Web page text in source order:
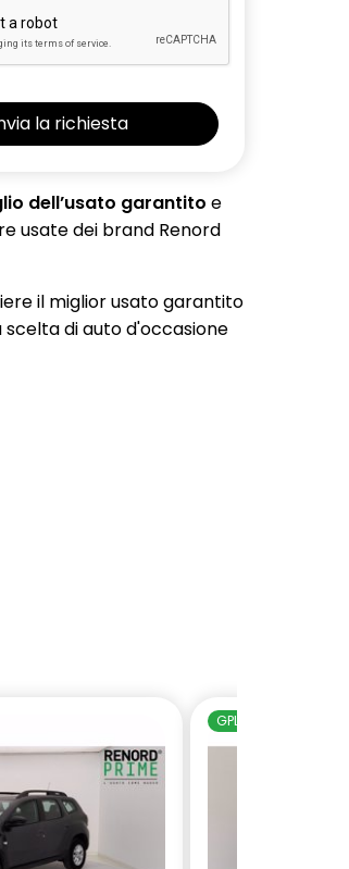
dell’usato garantito e
usate dei brand Renord
il miglior usato garantito
di auto d'occasione
GPL